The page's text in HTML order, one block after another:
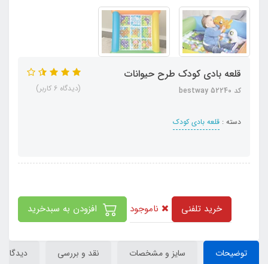
قلعه بادی کودک طرح حیوانات
کد bestway 52240
دسته : قلعه بادی کودک
(دیدگاه 6 کاربر)
خرید تلفنی ناموجود
توضیحات سایز و مشخصات نقد و بررسی